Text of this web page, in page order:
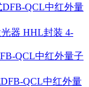
DFB-QCL中红外量
器 HHL封装 4-
QCL中红外量子
QCL中红外量